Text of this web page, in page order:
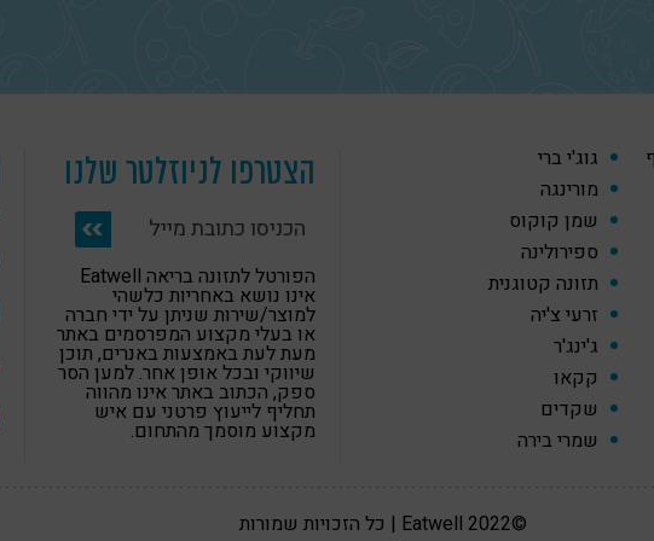
גוג'י ברי
מורינגה
שמן קוקוס
ספירולינה
תזונה קטוגנית
זרעי צ'יה
ג'ינג'ר
קקאו
שקדים
שמרי בירה
הצטרפו לניוזלטר שלנו
הפורטל לתזונה בריאה Eatwell
אינו נושא באחריות כלשהי
למוצר/שירות שניתן על ידי חברה
או בעלי מקצוע המפרסמים באתר
מעת לעת באמצעות באנרים, תוכן
שיווקי ובכל אופן אחר. למען הסר
ספק, הכתוב באתר אינו מהווה
תחליף לייעוץ פרטני עם איש
מקצוע מוסמך מהתחום.
©2022 Eatwell | כל הזכויות שמורות